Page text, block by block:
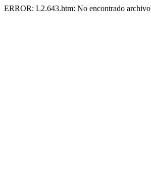
ERROR: L2.643.htm: No encontrado archivo